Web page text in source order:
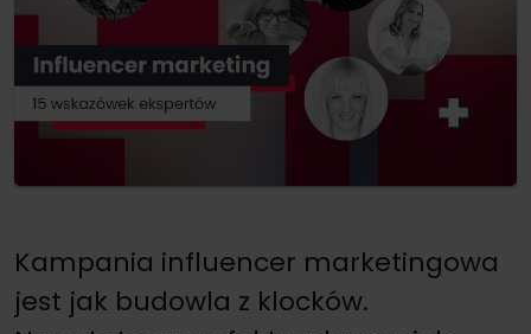
Kampania influencer marketingowa
jest jak budowla z klocków.